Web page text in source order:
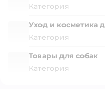
Категория
Уход и косметика
Категория
Товары для собак
Категория